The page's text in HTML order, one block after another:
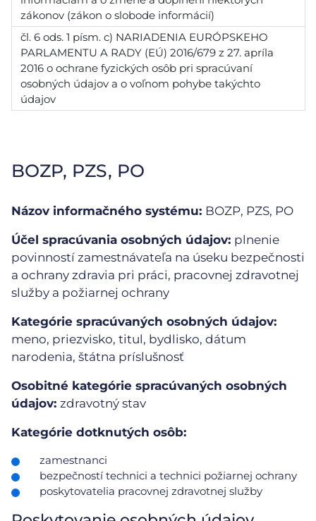
zákonov (zákon o slobode informácií)
čl. 6 ods. 1 písm. c) NARIADENIA EURÓPSKEHO
PARLAMENTU A RADY (EÚ) 2016/679 z 27. apríla
2016 o ochrane fyzických osôb pri spracúvaní
osobných údajov a o voľnom pohybe takýchto
údajov
BOZP, PZS, PO
Názov informačného systému: BOZP, PZS, PO
Účel spracúvania osobných údajov: plnenie
povinností zamestnávateľa na úseku bezpečnosti
a ochrany zdravia pri práci, pracovnej zdravotnej
služby a požiarnej ochrany
Kategórie spracúvaných osobných údajov:
meno, priezvisko, titul, bydlisko, dátum
narodenia, štátna príslušnosť
Osobitné kategórie spracúvaných osobných
údajov: zdravotný stav
Kategórie dotknutých osôb:
zamestnanci
bezpečností technici a technici požiarnej ochrany
poskytovatelia pracovnej zdravotnej služby